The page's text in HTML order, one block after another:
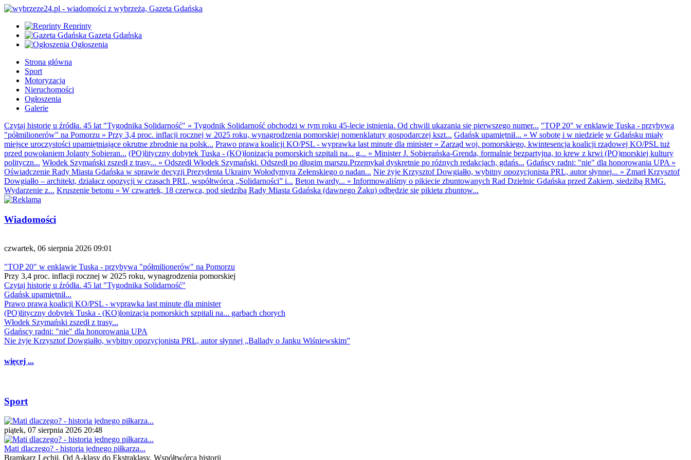
Reprinty
Gazeta Gdańska
Ogłoszenia
Strona główna
Sport
Motoryzacja
Nieruchomości
Ogłoszenia
Galerie
Czytaj historię u źródła. 45 lat "Tygodnika Solidarność" » Tygodnik Solidarność obchodzi w tym roku 45-lecie istnienia. Od chwili ukazania się pierwszego numer... "TOP 20" w enklawie Tuska - przybywa
"półmilionerów" na Pomorzu » Przy 3,4 proc. inflacji rocznej w 2025 roku, wynagrodzenia pomorskiej nomenklatury gospodarczej kszt... Gdańsk upamiętnił... » W sobotę i w niedzielę w Gdańsku miały
miejsce uroczystości upamiętniające okrutne zbrodnie na polsk... Prawo prawa koalicji KO/PSL - wyprawka last minute dla minister» Zarząd woj. pomorskiego, kwintesencja koalicji rządowej KO/PSL tuż
przed powołaniem Jolanty Sobieran... (PO)lityczny dobytek Tuska - (KO)lonizacja pomorskich szpitali na... g... » Minister J. Sobierańska-Grenda, formalnie bezpartyjna, to krew z krwi (PO)morskiej kultury
polityczn... Włodek Szymański zszedł z trasy... » Odszedł Włodek Szymański. Odszedł po długim marszu.Przemykał dyskretnie po różnych redakcjach, gdańs... Gdańscy radni: "nie" dla honorowania UPA »
Oświadczenie Rady Miasta Gdańska w sprawie decyzji Prezydenta Ukrainy Wołodymyra Zełenskiego o nadan... Nie żyje Krzysztof Dowgiałło, wybitny opozycjonista PRL, autor słynnej... » Zmarł Krzysztof
Dowgiałło – architekt, działacz opozycji w czasach PRL, współtwórca „Solidarności” i... Beton twardy... » Informowaliśmy o pikiecie zbuntowanych Rad Dzielnic Gdańska przed Żakiem, siedzibą RMG.
Wydarzenie z... Kruszenie betonu » W czwartek, 18 czerwca, pod siedzibą Rady Miasta Gdańska (dawnego Żaku) odbędzie się pikieta zbuntow...
Wiadomości
czwartek, 06 sierpnia 2026 09:01
"TOP 20" w enklawie Tuska - przybywa "półmilionerów" na Pomorzu
Przy 3,4 proc. inflacji rocznej w 2025 roku, wynagrodzenia pomorskiej
Czytaj historię u źródła. 45 lat "Tygodnika Solidarność"
Gdańsk upamiętnił...
Prawo prawa koalicji KO/PSL - wyprawka last minute dla minister
(PO)lityczny dobytek Tuska - (KO)lonizacja pomorskich szpitali na... garbach chorych
Włodek Szymański zszedł z trasy...
Gdańscy radni: "nie" dla honorowania UPA
Nie żyje Krzysztof Dowgiałło, wybitny opozycjonista PRL, autor słynnej „Ballady o Janku Wiśniewskim”
więcej ...
Sport
piątek, 07 sierpnia 2026 20:48
Mati dlaczego? - historia jednego piłkarza...
Bramkarz Lechii. Od A-klasy do Ekstraklasy. Współtwórca historii